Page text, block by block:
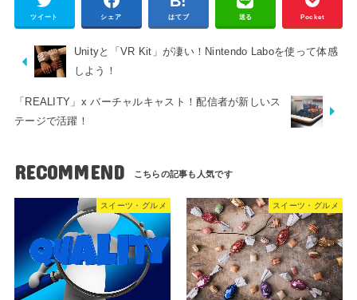
ツイート シェア はてブ 送る Pocket
Unityと「VR Kit」が凄い！Nintendo Laboを使って体感
しよう！
「REALITY」x バーチャルキャスト！配信者が新しいス
テージで活躍！
RECOMMEND
スイーツ・グルメ スイーツ・グルメ